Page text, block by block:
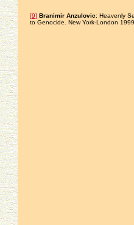
[9] Branimir Anzulovic: Heavenly
to Genocide. New York-London